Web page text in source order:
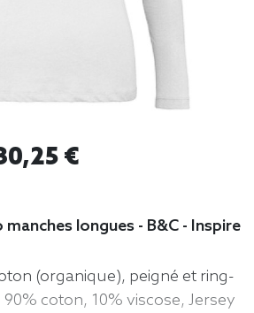
€
longues - B&C - Inspire
(organique), peigné et ring-
coton, 10% viscose, Jersey